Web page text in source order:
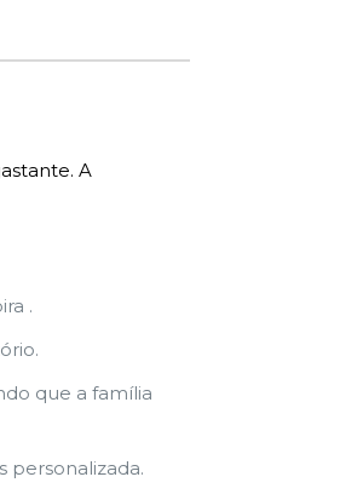
A
.
que a família
personalizada.